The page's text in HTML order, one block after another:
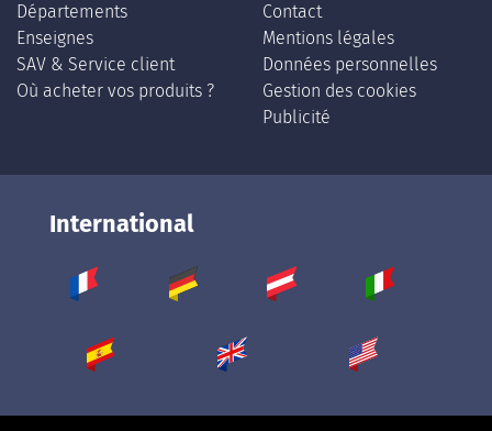
Départements
Enseignes
SAV & Service client
Où acheter vos produits ?
Contact
Mentions légales
Données personnelles
Gestion des cookies
Publicité
International